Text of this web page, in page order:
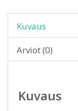
Kuvaus
Arviot (0)
Kuvaus